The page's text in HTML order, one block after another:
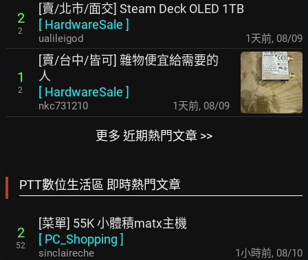
2
2
[賣/北市/面交] Steam Deck OLED 1TB
[ HardwareSale ]
ualileigod 1天前, 08/09
1
2
[賣/台中/皆可] 雜物便宜給需要的
人
[ HardwareSale ]
nkc731210 1天前, 08/09
更多 近期熱門文章 >>
PTT數位生活區 即時熱門文章
2
52
[菜單] 55K 小體積matx主機
[ PC_Shopping ]
sinclaireche 1小時前, 08/10